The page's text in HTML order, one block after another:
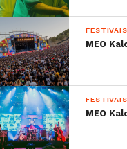
FESTIVAIS
MEO
FESTIVAIS
MEO